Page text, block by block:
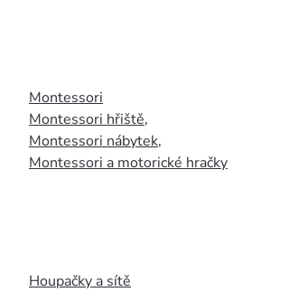
Montessori
Montessori hřiště,
Montessori nábytek,
Montessori a motorické hračky
Houpačky a sítě